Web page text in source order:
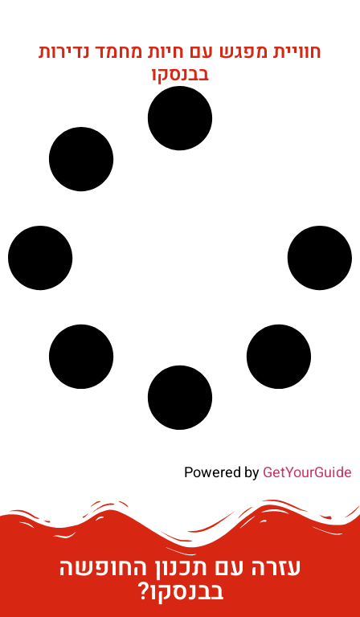
חוויית מפגש עם חיות מחמד נדירות
בבנסקו
Powered byGetYourGuide
עזרה עם תכנון החופשה
בבנסקו?